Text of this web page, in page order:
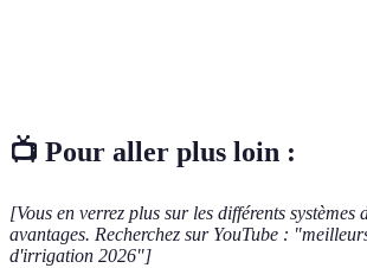
📺 Pour aller plus loin :
[Vous en verrez plus sur les différents
avantages. Recherchez sur YouTube :
d'irrigation 2026"]